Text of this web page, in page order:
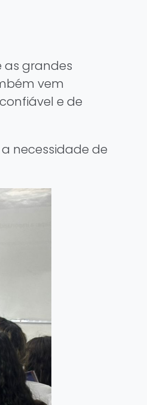
as grandes
vem
e de
necessidade de